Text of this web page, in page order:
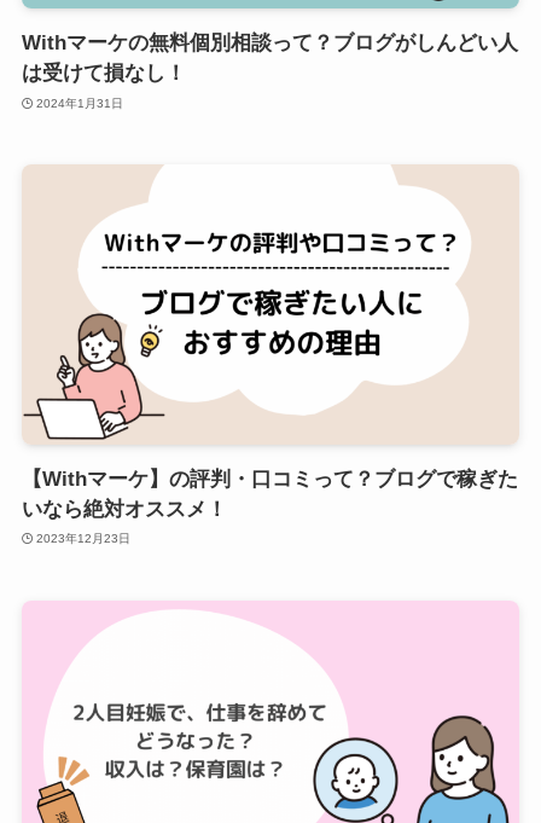
Withマーケの無料個別相談って？ブログがしんどい人
は受けて損なし！
2024年1月31日
【Withマーケ】の評判・口コミって？ブログで稼ぎた
いなら絶対オススメ！
2023年12月23日